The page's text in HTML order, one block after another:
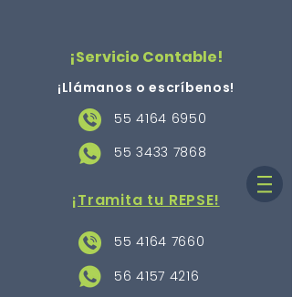
¡Servicio Contable!
¡Llámanos o escríbenos!
55 4164 6950
55 3433 7868
¡Tramita tu REPSE!
55 4164 7660
56 4157 4216